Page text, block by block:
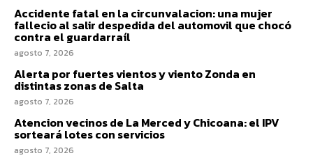
Accidente fatal en la circunvalacion: una mujer
fallecio al salir despedida del automovil que chocó
contra el guardarraíl
agosto 7, 2026
Alerta por fuertes vientos y viento Zonda en
distintas zonas de Salta
agosto 7, 2026
Atencion vecinos de La Merced y Chicoana: el IPV
sorteará lotes con servicios
agosto 7, 2026